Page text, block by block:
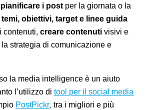
pianificare i post per la giornata o la
obiettivi, target e linee guida
contenuti, creare contenuti visivi e
strategia di comunicazione e
la media intelligence è un aiuto
l’utilizzo di tool per il social media
PostPickr,tra i migliori e più